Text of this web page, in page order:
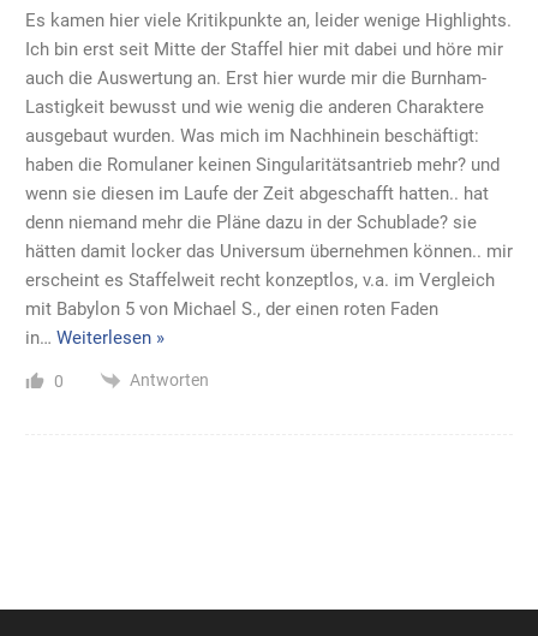
Es kamen hier viele Kritikpunkte an, leider wenige Highlights.
Ich bin erst seit Mitte der Staffel hier mit dabei und höre mir
auch die Auswertung an. Erst hier wurde mir die Burnham-
Lastigkeit bewusst und wie wenig die anderen Charaktere
ausgebaut wurden. Was mich im Nachhinein beschäftigt:
haben die Romulaner keinen Singularitätsantrieb mehr? und
wenn sie diesen im Laufe der Zeit abgeschafft hatten.. hat
denn niemand mehr die Pläne dazu in der Schublade? sie
hätten damit locker das Universum übernehmen können.. mir
erscheint es Staffelweit recht konzeptlos, v.a. im Vergleich
mit Babylon 5 von Michael S., der einen roten Faden
in… Weiterlesen »
0 Antworten